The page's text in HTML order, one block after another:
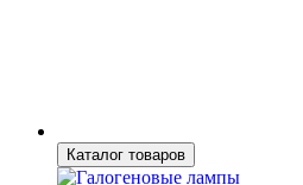
Каталог товаров